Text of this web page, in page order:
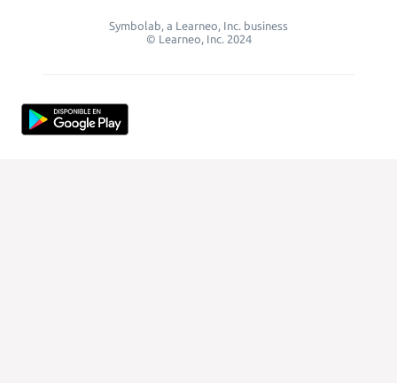
Symbolab, a Learneo, Inc. business
© Learneo, Inc. 2024